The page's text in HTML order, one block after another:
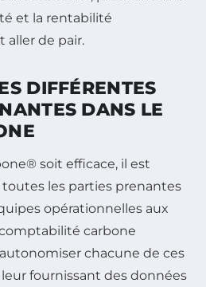
et la rentabilité
aller de pair.
DIFFÉRENTES
DANS LE
soit efficace, il est
les parties prenantes
opérationnelles aux
carbone
chacune de ces
fournissant des données